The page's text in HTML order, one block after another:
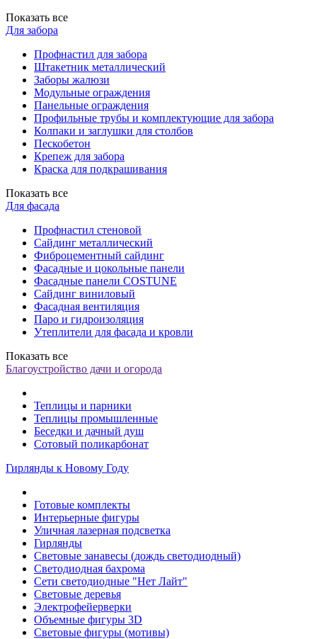
Показать все
Для забора
Профнастил для забора
Штакетник металлический
Заборы жалюзи
Модульные ограждения
Панельные ограждения
Профильные трубы и комплектующие для забора
Колпаки и заглушки для столбов
Пескобетон
Крепеж для забора
Краска для подкрашивания
Показать все
Для фасада
Профнастил стеновой
Сайдинг металлический
Фиброцементный сайдинг
Фасадные и цокольные панели
Фасадные панели COSTUNE
Сайдинг виниловый
Фасадная вентиляция
Паро и гидроизоляция
Утеплители для фасада и кровли
Показать все
Благоустройство дачи и огорода
Теплицы и парники
Теплицы промышленные
Беседки и дачный душ
Сотовый поликарбонат
Гирлянды к Новому Году
Готовые комплекты
Интерьерные фигуры
Уличная лазерная подсветка
Гирлянды
Световые занавесы (дождь светодиодный)
Светодиодная бахрома
Сети светодиодные "Нет Лайт"
Световые деревья
Электрофейерверки
Объемные фигуры 3D
Световые фигуры (мотивы)